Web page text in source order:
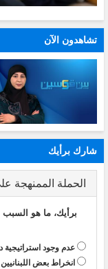
تشاهدون الآن
شارك برأيك
الحملة الممنهجة
برأيك، ما هو
عدم وجود استراتيجية
انخراط بعض